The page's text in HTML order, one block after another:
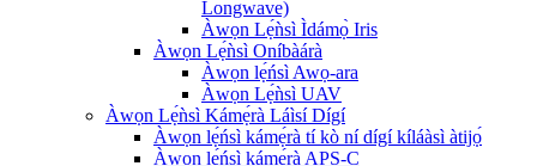
Longwave)
Àwọn Lẹ́ǹsì Ìdámọ̀ Iris
Àwọn Lẹ́ǹsì Oníbàárà
Àwọn lẹ́ńsì Awọ-ara
Àwọn Lẹ́ǹsì UAV
Àwọn Lẹ́ǹsì Kámẹ́rà Láìsí Dígí
Àwọn lẹ́ńsì kámẹ́rà tí kò ní dígí kíláàsì àtijọ́
Àwọn lẹ́ńsì kámẹ́rà APS-C